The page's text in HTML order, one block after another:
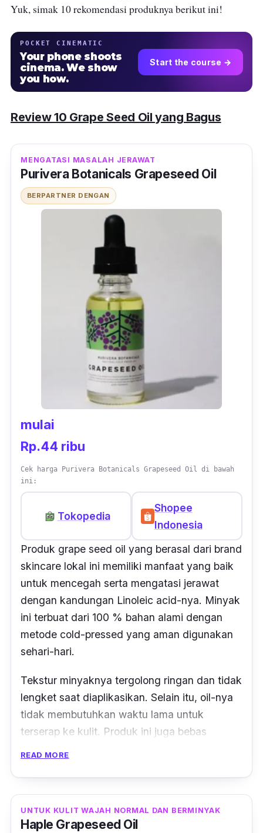
Yuk, simak 10 rekomendasi produknya berikut ini!
POCKET CINEMATIC
Your phone shoots
cinema. We show
you how.
Start the course →
Review 10 Grape Seed Oil yang Bagus
MENGATASI MASALAH JERAWAT
Purivera Botanicals Grapeseed Oil
BERPARTNER DENGAN
mulai
Rp.44 ribu
Cek harga Purivera Botanicals Grapeseed Oil di bawah
ini:
Tokopedia
Shopee
Indonesia
Produk grape seed oil yang berasal dari brand
skincare lokal ini memiliki manfaat yang baik
untuk mencegah serta mengatasi jerawat
dengan kandungan Linoleic acid-nya. Minyak
ini terbuat dari 100 % bahan alami dengan
metode cold-pressed yang aman digunakan
sehari-hari.
Tekstur minyaknya tergolong ringan dan tidak
lengket saat diaplikasikan. Selain itu, oil-nya
tidak membutuhkan waktu lama untuk
terserap ke kulit. Produk ini juga bebas
skincarekamu.
READ MORE
UNTUK KULIT WAJAH NORMAL DAN BERMINYAK
Haple Grapeseed Oil